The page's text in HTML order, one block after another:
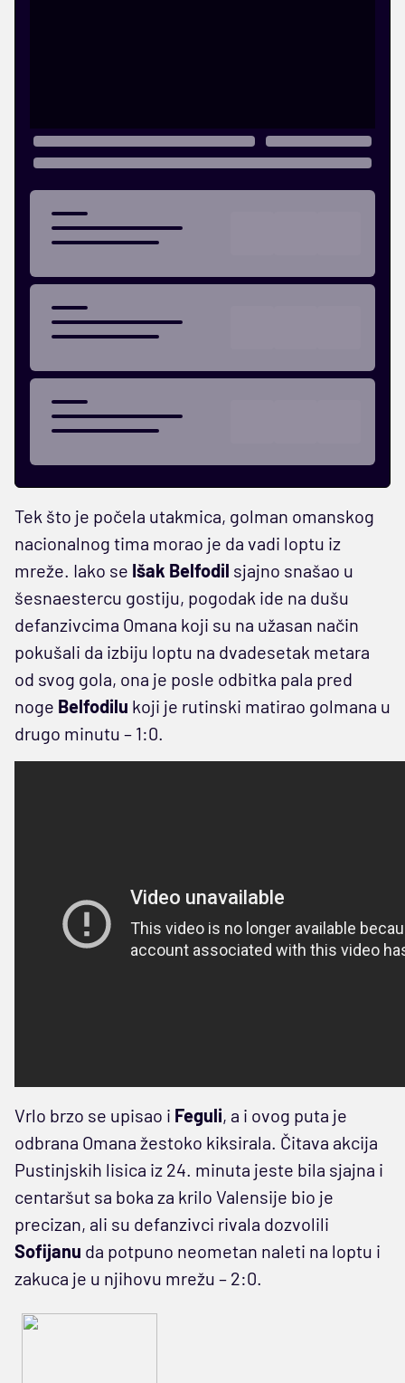
Tek što je počela utakmica, golman omanskog
nacionalnog tima morao je da vadi loptu iz
mreže. Iako se Išak Belfodil sjajno snašao u
šesnaestercu gostiju, pogodak ide na dušu
defanzivcima Omana koji su na užasan način
pokušali da izbiju loptu na dvadesetak metara
od svog gola, ona je posle odbitka pala pred
noge Belfodilu koji je rutinski matirao golmana u
drugo minutu – 1:0.
Vrlo brzo se upisao i Feguli, a i ovog puta je
odbrana Omana žestoko kiksirala. Čitava akcija
Pustinjskih lisica iz 24. minuta jeste bila sjajna i
centaršut sa boka za krilo Valensije bio je
precizan, ali su defanzivci rivala dozvolili
Sofijanu da potpuno neometan naleti na loptu i
zakuca je u njihovu mrežu – 2:0.